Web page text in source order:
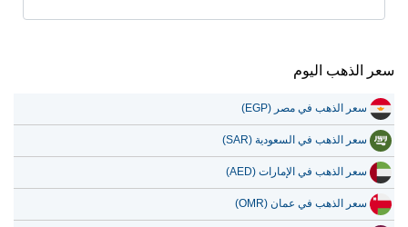
سعر الذهب اليوم
سعر الذهب في مصر (EGP)
سعر الذهب في السعودية (SAR)
سعر الذهب في الإمارات (AED)
سعر الذهب في عمان (OMR)